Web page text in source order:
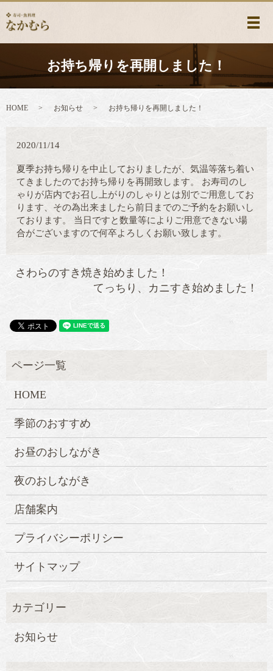
メ
お持ち帰りを再開しました！
HOME お知らせ お持ち帰りを再開しました！
2020/11/14
夏季お持ち帰りを中止しておりましたが、気温等落ち着い
てきましたのでお持ち帰りを再開致します。 お寿司のし
ゃりが店内でお召し上がりのしゃりとは別でご用意してお
ります、その為出来ましたら前日までのご予約をお願いし
ております。 当日ですと数量等によりご用意できない場
合がございますので何卒よろしくお願い致します。
さわらのすき焼き始めました！
てっちり、カニすき始めました！
HOME
季節のおすすめ
お昼のおしながき
夜のおしながき
店舗案内
プライバシーポリシー
サイトマップ
お知らせ